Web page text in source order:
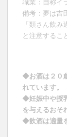
職業：自称イ
備考：夢は吉
「類さん飲み
と注意するこ
◆お酒は２０
れています。
◆妊娠中や授
を与えるおそ
◆飲酒は適量